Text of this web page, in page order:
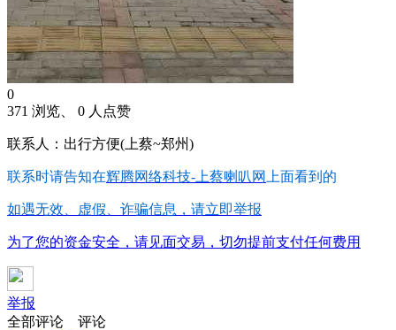
0
371 浏览、 0 人点赞
联系人：出行方便(上蔡~郑州)
联系时请告知在辉腾网络科技-上蔡喇叭网 上面看到的
如遇无效、虚假、诈骗信息，请立即举报
为了您的资金安全，请见面交易，切勿提前支付任何费用
举报
全部评论
评论